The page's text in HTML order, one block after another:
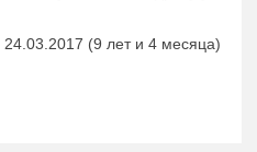
24.03.2017 (9 лет и 4 месяца)